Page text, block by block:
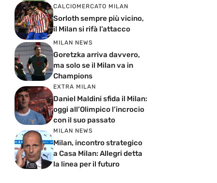
CALCIOMERCATO MILAN
Sorloth sempre più vicino,
il Milan si rifà l’attacco
MILAN NEWS
Goretzka arriva davvero,
ma solo se il Milan va in
Champions
EXTRA MILAN
Daniel Maldini sfida il Milan:
oggi all’Olimpico l’incrocio
con il suo passato
MILAN NEWS
Milan, incontro strategico
a Casa Milan: Allegri detta
la linea per il futuro